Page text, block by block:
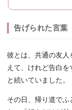
告げられた言葉
彼とは、共通の友
えて、けれど告白
と続いていました。
その日、帰り道で